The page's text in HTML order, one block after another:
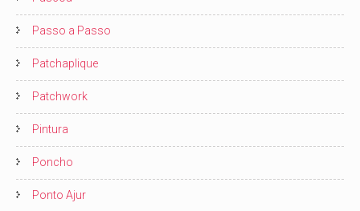
Passo a Passo
Patchaplique
Patchwork
Pintura
Poncho
Ponto Ajur